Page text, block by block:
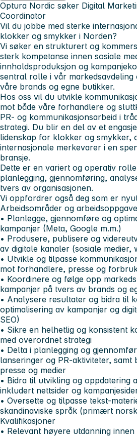
Optura Nordic søker Digital
Coordinator
Vil du jobbe med sterke
klokker og smykker i Norden?
Vi søker en strukturert og
sterk kompetanse innen sosiale
innholdsproduksjon og
sentral rolle i vår markedsavdeling
våre brands og egne butikker.
Hos oss vil du utvikle
mot både våre forhandlere og
PR- og kommunikasjonsarbeid i
strategi. Du blir en del av et
lidenskap for klokker og smykker,
internasjonale merkevarer i en
bransje.
Dette er en variert og operativ
planlegging, gjennomføring,
tvers av organisasjonen.
Vi oppfordrer også deg som er
Arbeidsområder og
• Planlegge, gjennomføre og
kampanjer (Meta, Google m.m.)
• Produsere, publisere og
av digitale kanaler (sosiale medier,
• Utvikle og tilpasse
mot forhandlere, presse og
• Koordinere og følge opp
kampanjer på tvers av brands og
• Analysere resultater og bidra til
optimalisering av kampanjer og
SEO)
• Sikre en helhetlig og konsistent
med overordnet strategi
• Delta i planlegging og
lanseringer og PR-aktiviteter, samt
presse og medier
• Bidra til utvikling og oppdatering
inkludert nettsider og
• Oversette og tilpasse tekst-
skandinaviske språk (primært
Kvalifikasjoner
• Relevant høyere utdanning